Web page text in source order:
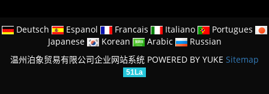
Deutsch Espanol Francais Italiano
Portugues
Japanese
Korean Arabic
Russian
温州泊象贸易有限公司企业网站系统 POWERED BY YUKE Sitemap
51La